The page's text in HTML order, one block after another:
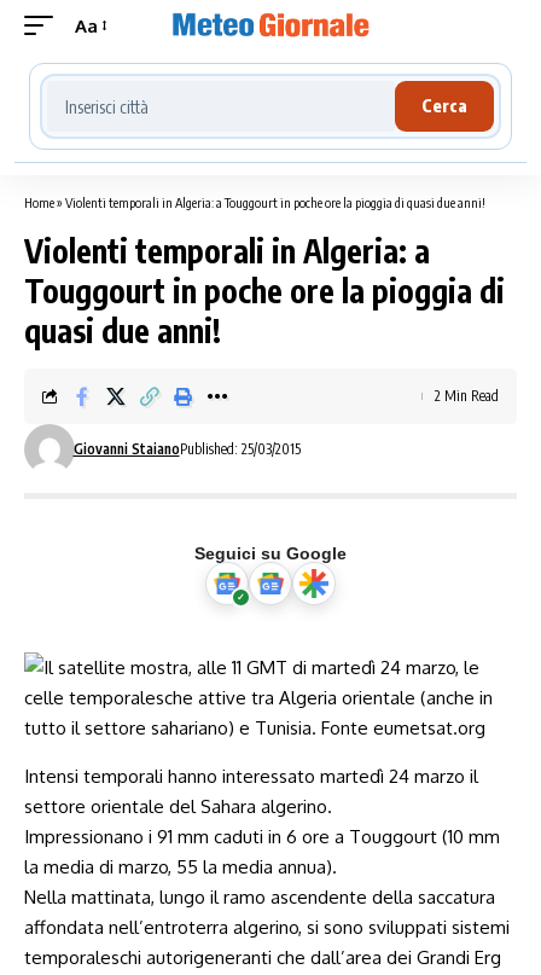
Aa
Cerca località meteo
Cerca
Home» Violenti temporali in Algeria: a Touggourt in poche ore la pioggia di quasi due anni!
Violenti temporali in Algeria: a
Touggourt in poche ore la pioggia di
quasi due anni!
Giovanni StaianoPublished: 25/03/2015
2 Min Read
Seguici su Google
Intensi temporali hanno interessato martedì 24 marzo il
settore orientale del Sahara algerino.
Impressionano i 91 mm caduti in 6 ore a Touggourt (10 mm
la media di marzo, 55 la media annua).
Nella mattinata, lungo il ramo ascendente della saccatura
affondata nell’entroterra algerino, si sono sviluppati sistemi
temporaleschi autorigeneranti che dall’area dei Grandi Erg